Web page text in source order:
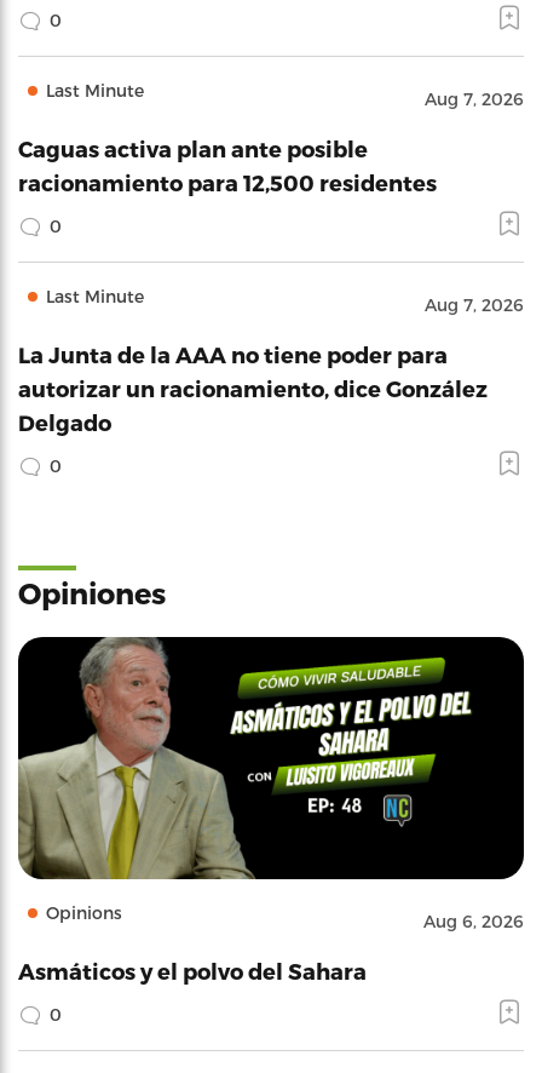
0
Last Minute Aug 7, 2026
Caguas activa plan ante posible
racionamiento para 12,500 residentes
0
Last Minute Aug 7, 2026
La Junta de la AAA no tiene poder para
autorizar un racionamiento, dice González
Delgado
0
Opiniones
Opinions Aug 6, 2026
Asmáticos y el polvo del Sahara
0